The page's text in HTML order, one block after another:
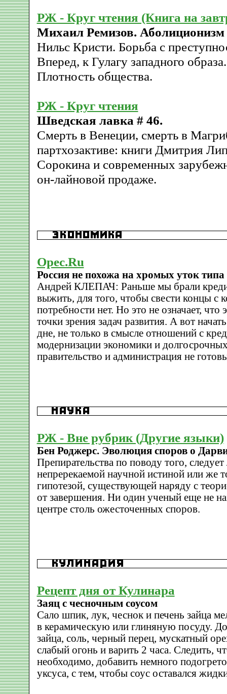
РЖ - Круг чтения (Книга на
Михаил Ремизов. Аболиционизм
Нильс Кристи. Борьба с
Вперед, к Гулагу западного
Плотность общества.
РЖ - Круг чтения
Шведская лавка # 46.
Смерть в Венеции, смерть в
партхозактиве: книги Дмитрия
Сорокина и современных
он-лайновой продаже.
Opec.Ru
Россия не похожа на хромых уток
Андрей КЛЕПАЧ: Раньше мы брали
выжить, для того, чтобы свести концы с
потребности нет. Но это не означает,
точки зрения задач развития. А вот
дне, не только в смысле отношений с
модернизации экономики и
правительство и администрация не
РЖ - Вне рубрик (Другие языки)
Бен Роджерс. Эволюция споров о
Препирательства по поводу того,
непререкаемой научной истиной или же
гипотезой, существующей наряду с
от завершения. Ни один ученый еще не
центре столь ожесточенных споров.
Рецепт дня от Кулинара
Заяц с чесночным соусом
Сало шпик, лук, чеснок и печень зайца
в керамическую или глиняную посуду.
зайца, соль, черный перец, мускатный
слабый огонь и варить 2 часа. Следить,
необходимо, добавить немного
уксуса, с тем, чтобы соус оставался